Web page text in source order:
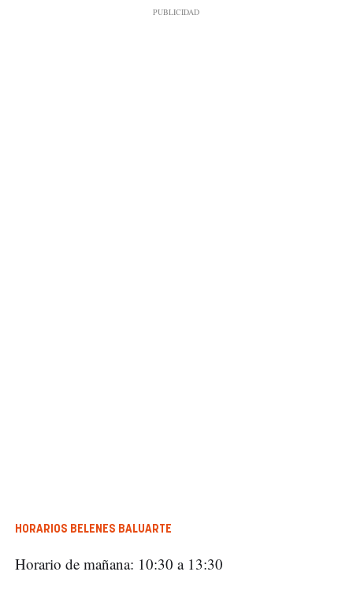
HORARIOS BELENES BALUARTE
Horario de mañana: 10:30 a 13:30